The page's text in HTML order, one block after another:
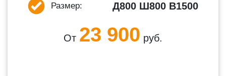
Размер: Д800 Ш800 В1500
От 23 900 руб.